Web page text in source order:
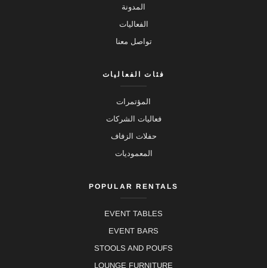
المدونة
الفعاليات
تواصل معنا
فئات الفعاليات
المؤتمرات
فعاليات الشركات
حفلات الزفاف
المعموديات
POPULAR RENTALS
EVENT TABLES
EVENT BARS
STOOLS AND POUFS
LOUNGE FURNITURE